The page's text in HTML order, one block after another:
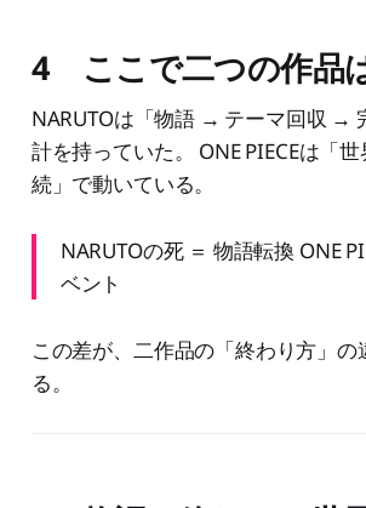
4 ここで二つの作品
NARUTOは「物語 → テーマ回収 →
計を持っていた。 ONE PIECEは「
続」で動いている。
NARUTOの死 ＝ 物語転換 ONE
ベント
この差が、二作品の「終わり方」の
る。